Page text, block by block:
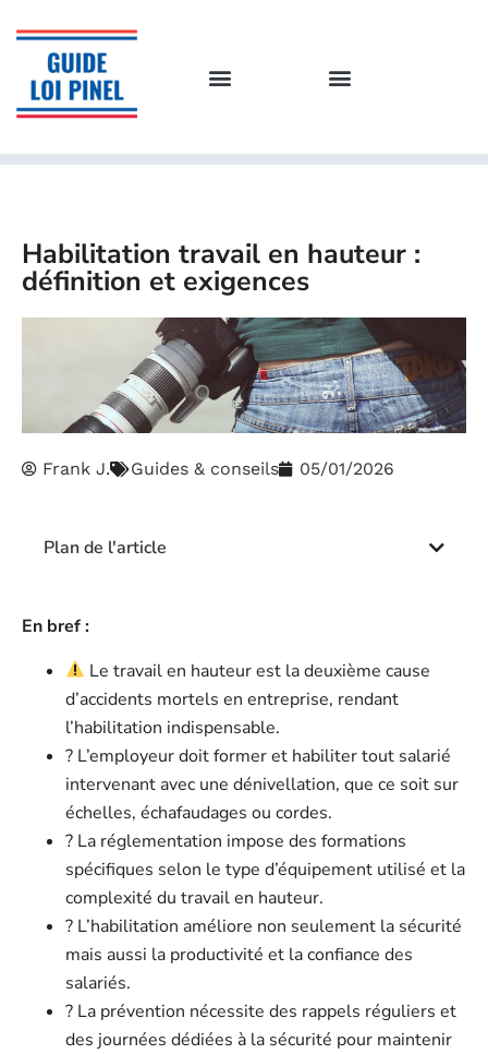
Habilitation travail en hauteur :
définition et exigences
Frank J. Guides & conseils 05/01/2026
Plan de l'article
En bref :
Le travail en hauteur est la deuxième cause
d’accidents mortels en entreprise, rendant
l’habilitation indispensable.
? L’employeur doit former et habiliter tout salarié
intervenant avec une dénivellation, que ce soit sur
échelles, échafaudages ou cordes.
? La réglementation impose des formations
spécifiques selon le type d’équipement utilisé et la
complexité du travail en hauteur.
? L’habilitation améliore non seulement la sécurité
mais aussi la productivité et la confiance des
salariés.
? La prévention nécessite des rappels réguliers et
des journées dédiées à la sécurité pour maintenir